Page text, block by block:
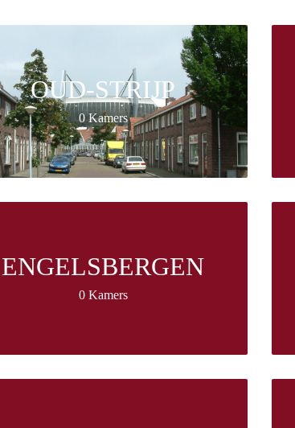
OUD-STRIJP
0 Kamers
ENGELSBERGEN
0 Kamers